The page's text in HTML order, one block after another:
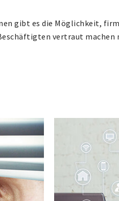
gibt es die Möglichkeit,
vertraut